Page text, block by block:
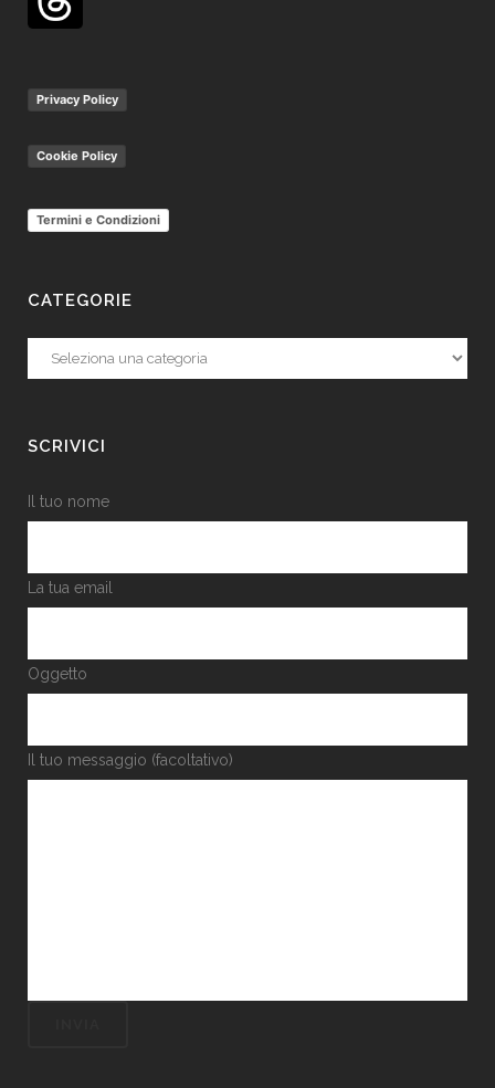
Privacy Policy
Cookie Policy
Termini e Condizioni
CATEGORIE
Categorie
SCRIVICI
Il tuo nome
La tua email
Oggetto
Il tuo messaggio (facoltativo)